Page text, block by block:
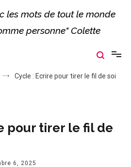
les mots de tout le monde
personne" Colette
Cycle : Ecrire pour tirer le fil de soi
pour tirer le fil de
6, 2025